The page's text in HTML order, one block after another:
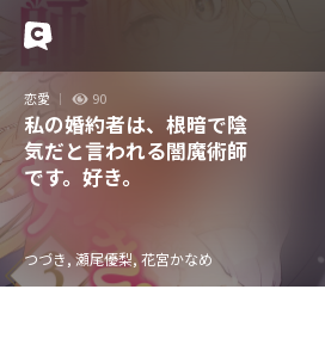
恋愛 90
私の婚約者は、根暗で陰
気だと言われる闇魔術師
です。好き。
つづき, 瀬尾優梨, 花宮かなめ